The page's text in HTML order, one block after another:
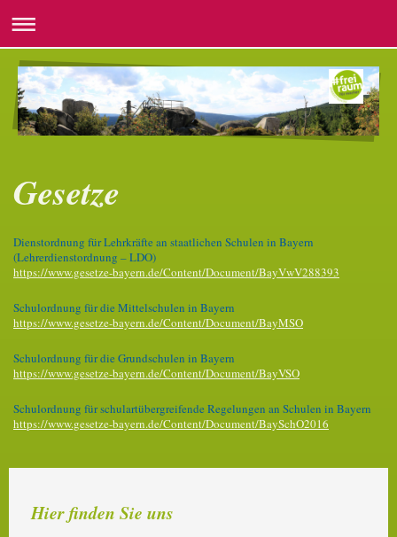
Gesetze
Dienstordnung für Lehrkräfte an staatlichen Schulen in Bayern
(Lehrerdienstordnung – LDO)
https://www.gesetze-bayern.de/Content/Document/BayVwV288393
Schulordnung für die Mittelschulen in Bayern
https://www.gesetze-bayern.de/Content/Document/BayMSO
Schulordnung für die Grundschulen in Bayern
https://www.gesetze-bayern.de/Content/Document/BayVSO
Schulordnung für schulartübergreifende Regelungen an Schulen in Bayern
https://www.gesetze-bayern.de/Content/Document/BaySchO2016
Hier finden Sie uns